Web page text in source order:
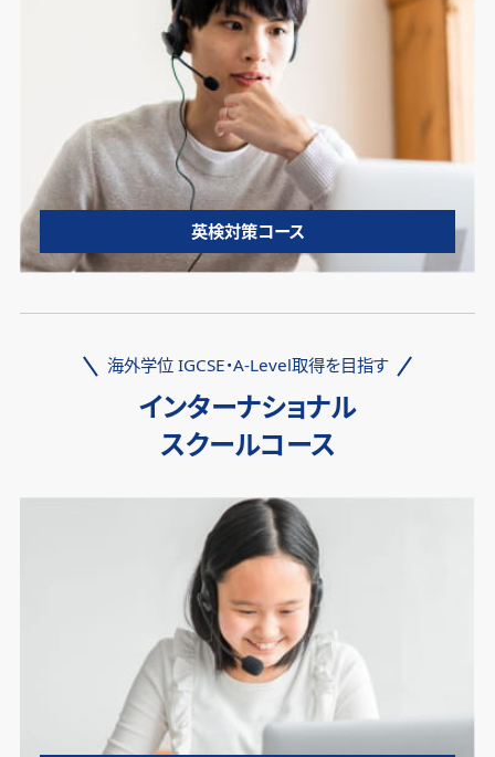
英検対策コース
海外学位 IGCSE・A-Level取得を目指す
インターナショナル
スクールコース